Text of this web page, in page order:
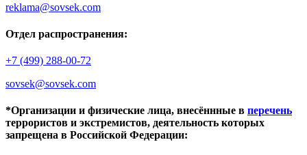
reklama@sovsek.com
Отдел распространения:
+7 (499) 288-00-72
sovsek@sovsek.com
*Организации и физические лица, внесённные в перечень
террористов и экстремистов, деятельность которых
запрещена в Российской Федерации: